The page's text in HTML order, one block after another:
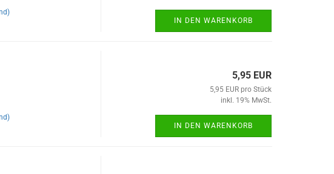
IN DEN WARENKORB
5,95 EUR
5,95 EUR pro Stück
inkl. 19% MwSt.
IN DEN WARENKORB